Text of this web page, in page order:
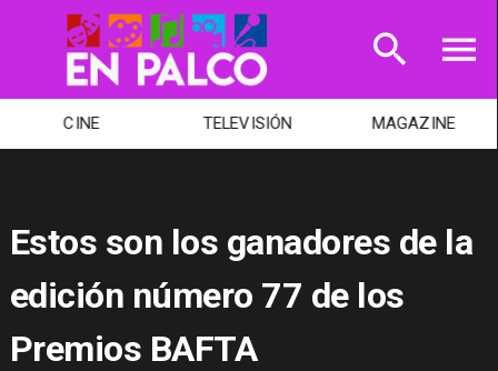
CINE TELEVISIÓN MAGAZINE
Estos son los ganadores de la
edición número 77 de los
Premios BAFTA